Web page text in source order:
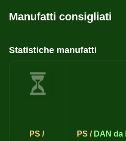
Manufatti consigliati
Statistiche manufatti
PS /
PS / DAN da